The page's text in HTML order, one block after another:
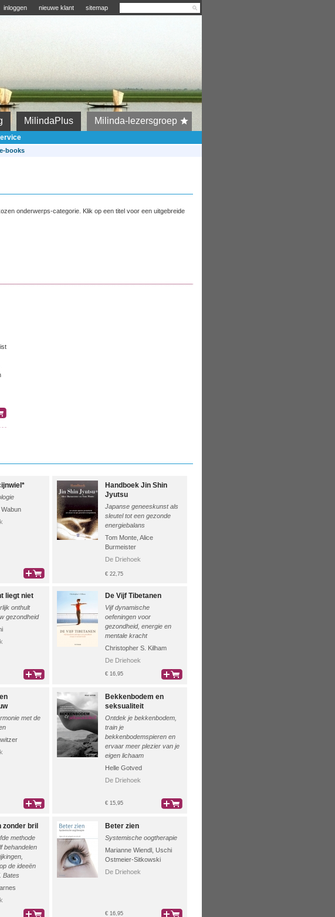
inloggen nieuwe klant sitemap
MilindaPlus Milinda-lezersgroep
e-books
onderwerps-categorie. Klik op een titel voor een uitgebreide
Handboek Jin Shin
Jyutsu
Japanse geneeskunst als
sleutel tot een gezonde
energiebalans
Tom Monte Alice
Burmeister
De Driehoek
€ 22,75
liegt niet
onthult
gezondheid
De Vijf Tibetanen
Vijf dynamische
oefeningen voor
gezondheid, energie en
mentale kracht
Christopher S. Kilham
De Driehoek
€ 16,95
met de
Bekkenbodem en
seksualiteit
Ontdek je bekkenbodem,
train je
bekkenbodemspieren en
ervaar meer plezier van je
eigen lichaam
Helle Gotved
De Driehoek
€ 15,95
zonder bril
methode
behandelen
de ideeën
Bates
Beter zien
Systemische oogtherapie
Marianne Wiendl Uschi
Ostmeier-Sitkowski
De Driehoek
€ 16,95